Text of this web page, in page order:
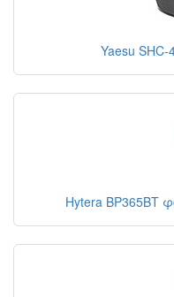
Yaesu
Hytera BP365BT